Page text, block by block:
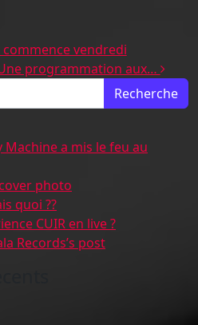
articles
commence vendredi
programmation aux…
Machine a mis le feu au
photo
quoi ??
CUIR en live ?
Records’s post